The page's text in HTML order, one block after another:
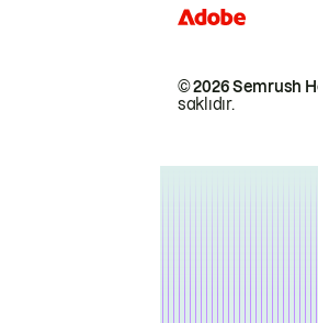
© 2026 Semrush
saklıdır.